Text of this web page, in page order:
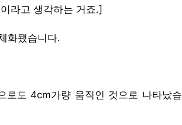
라고 생각하는 거죠.]
화됐습니다.
로도 4cm가량 움직인 것으로 나타났습